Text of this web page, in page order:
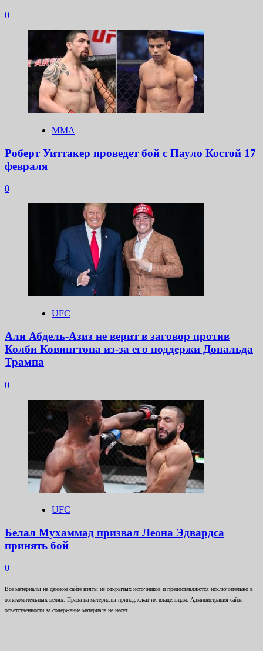
0
ММА
Роберт Уиттакер проведет бой с Пауло Костой 17
февраля
0
UFC
Али Абдель-Азиз не верит в заговор против
Колби Ковингтона из-за его поддержи Дональда
Трампа
0
UFC
Белал Мухаммад призвал Леона Эдвардса
принять бой
0
Все материалы на данном сайте взяты из открытых источников и предоставляются исключительно в
ознакомительных целях. Права на материалы принадлежат их владельцам. Администрация сайта
ответственности за содержание материала не несет.